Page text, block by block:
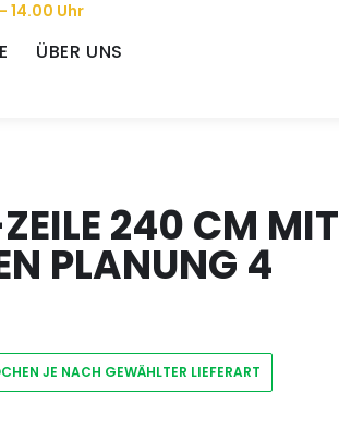
14.00 Uhr
ÜBER UNS
240 CM MIT
PLANUNG 4
JE NACH GEWÄHLTER LIEFERART